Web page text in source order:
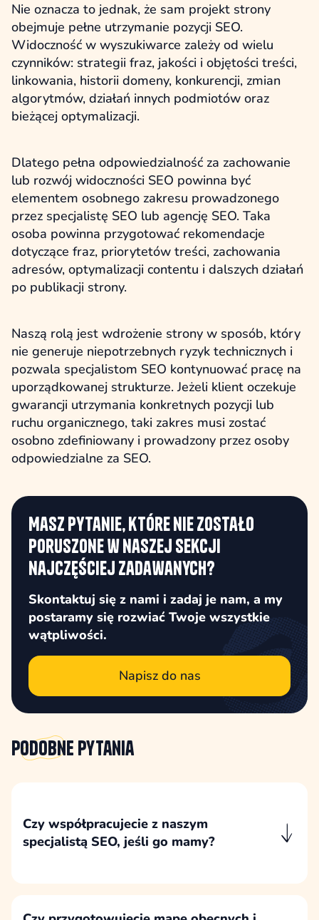
Nie oznacza to jednak, że sam projekt strony
obejmuje pełne utrzymanie pozycji SEO.
Widoczność w wyszukiwarce zależy od wielu
czynników: strategii fraz, jakości i objętości treści,
linkowania, historii domeny, konkurencji, zmian
algorytmów, działań innych podmiotów oraz
bieżącej optymalizacji.
Dlatego pełna odpowiedzialność za zachowanie
lub rozwój widoczności SEO powinna być
elementem osobnego zakresu prowadzonego
przez specjalistę SEO lub agencję SEO. Taka
osoba powinna przygotować rekomendacje
dotyczące fraz, priorytetów treści, zachowania
adresów, optymalizacji contentu i dalszych działań
po publikacji strony.
Naszą rolą jest wdrożenie strony w sposób, który
nie generuje niepotrzebnych ryzyk technicznych i
pozwala specjalistom SEO kontynuować pracę na
uporządkowanej strukturze. Jeżeli klient oczekuje
gwarancji utrzymania konkretnych pozycji lub
ruchu organicznego, taki zakres musi zostać
osobno zdefiniowany i prowadzony przez osoby
odpowiedzialne za SEO.
Masz pytanie, które nie zostało
poruszone w naszej sekcji
najczęściej zadawanych?
Skontaktuj się z nami i zadaj je nam, a my
postaramy się rozwiać Twoje wszystkie
wątpliwości.
Napisz do nas
Podobne pytania
Czy współpracujecie z naszym
specjalistą SEO, jeśli go mamy?
przekierowań i ryzyk dla widoczności